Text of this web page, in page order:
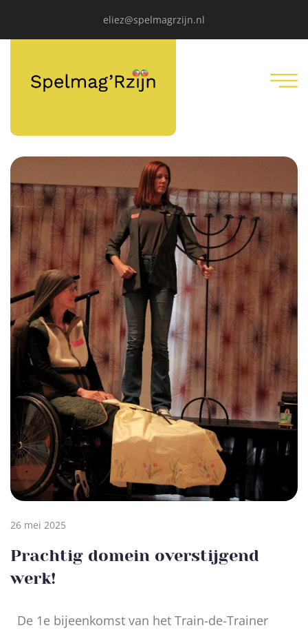
eliez@spelmagrzijn.nl
26 mei 2025
Prachtig domein overstijgend
werk!
De 1e bijeenkomst van het Train-de-Trainer